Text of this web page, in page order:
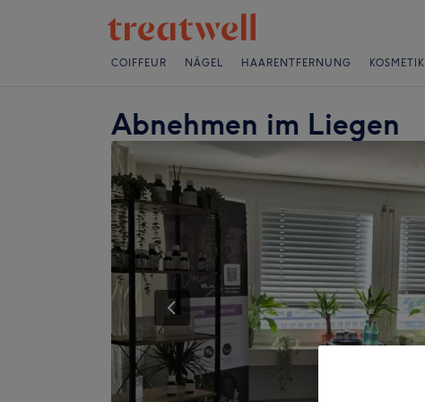
COIFFEUR NÄGEL HAARENTFERNUNG KOSMETIK
Abnehmen im Liegen